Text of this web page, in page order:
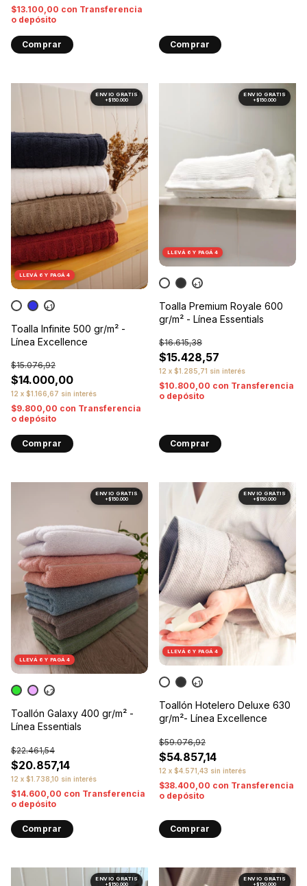
$13.100,00 con Transferencia
o depósito
Comprar Comprar
1/8
Toalla Infinite 500 gr/m² -
Línea Excellence
$14.000,00
$15.076,92
12 x $1.166,67 sin interés
LLEVÁ 6 Y PAGÁ 4
$9.800,00 con Transferencia
o depósito
+1
Comprar
1/10
Toalla Premium Royale 600
gr/m² - Línea Essentials
$15.428,57
$16.615,38
12 x $1.285,71 sin interés
LLEVÁ 6 Y PAGÁ 4
$10.800,00 con Transferencia
o depósito
+1
Comprar
1/7
Toallón Galaxy 400 gr/m² -
Línea Essentials
$20.857,14
$22.461,54
12 x $1.738,10 sin interés
LLEVÁ 6 Y PAGÁ 4
$14.600,00 con Transferencia
o depósito
+2
Comprar
1/10
Toallón Hotelero Deluxe 630
gr/m²- Línea Excellence
$54.857,14
$59.076,92
12 x $4.571,43 sin interés
LLEVÁ 6 Y PAGÁ 4
$38.400,00 con Transferencia
o depósito
+1
Comprar
1/9 1/10